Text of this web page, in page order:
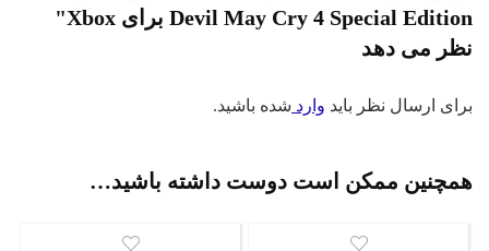
Devil May Cry 4 Special Edition برای Xbox"
می دهد
ارسال نظر باید وارد شده باشید.
ممکن است دوست داشته باشید…